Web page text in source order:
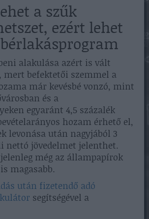
a szűk
ezért lehet
alakulása azért is vált
mert befektetői szemmel a
már kevésbé vonzó, mint
és a
egyaránt 4,5 százalék
hozam érhető el,
levonása után nagyjából 3
nettó jövedelmet jelenthet.
még az állampapírok
magasabb.
után fizetendő adó
segítségével a